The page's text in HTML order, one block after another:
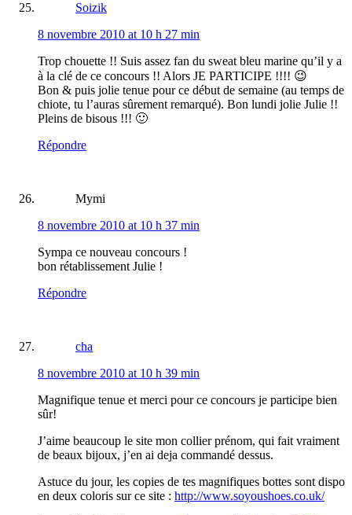
Soizik
8 novembre 2010 at 10 h 27 min
Trop chouette !! Suis assez fan du sweat bleu marine qu’il y a
à la clé de ce concours !! Alors JE PARTICIPE !!!! 😉
Bon & puis jolie tenue pour ce début de semaine (au temps de
chiote, tu l’auras sûrement remarqué). Bon lundi jolie Julie !!
Pleins de bisous !!! 🙂
Répondre
Mymi
8 novembre 2010 at 10 h 37 min
Sympa ce nouveau concours !
bon rétablissement Julie !
Répondre
cha
8 novembre 2010 at 10 h 39 min
Magnifique tenue et merci pour ce concours je participe bien
sûr!
J’aime beaucoup le site mon collier prénom, qui fait vraiment
de beaux bijoux, j’en ai deja commandé dessus.
Astuce du jour, les copies de tes magnifiques bottes sont dispo
en deux coloris sur ce site : http://www.soyoushoes.co.uk/